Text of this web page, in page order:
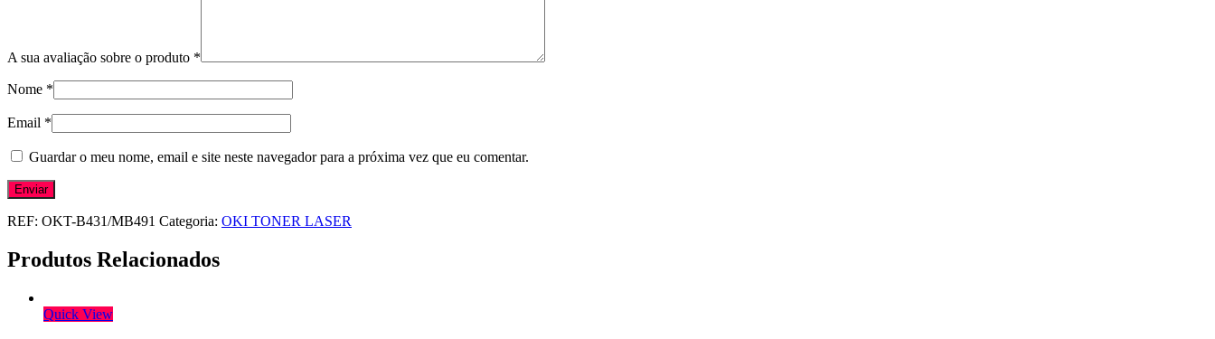
A sua avaliação sobre o produto *
Nome *
Email *
Guardar o meu nome, email e site neste navegador para a próxima vez que eu comentar.
REF: OKT-B431/MB491 Categoria: OKI TONER LASER
Produtos Relacionados
Quick View